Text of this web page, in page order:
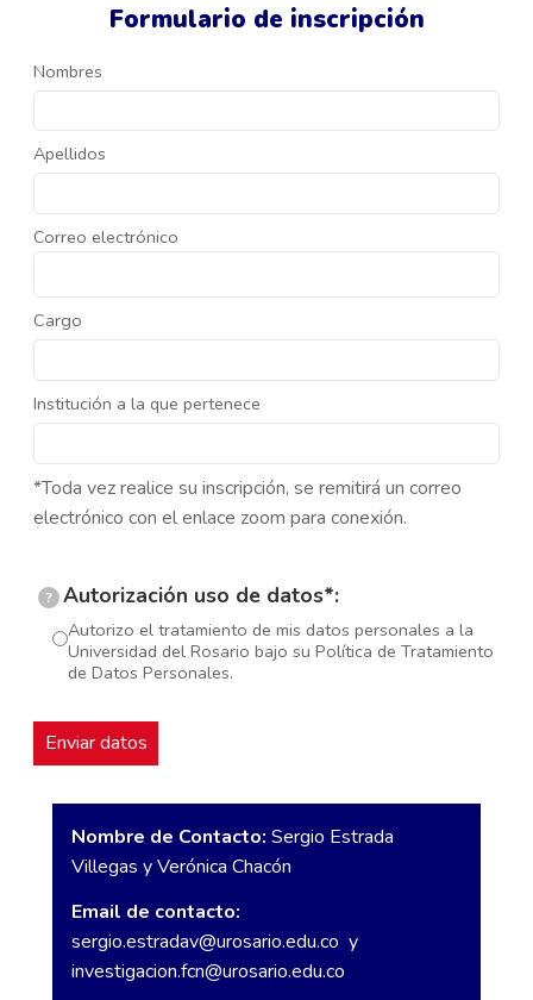
Formulario de inscripción
Nombres
Apellidos
Correo electrónico
Cargo
Institución a la que pertenece
*Toda vez realice su inscripción, se remitirá un correo
electrónico con el enlace zoom para conexión.
? Autorización uso de datos*:
Autorizo el tratamiento de mis datos personales a la
Universidad del Rosario bajo su Política de Tratamiento
de Datos Personales.
Nombre de Contacto: Sergio Estrada
Villegas y Verónica Chacón
Email de contacto:
sergio.estradav@urosario.edu.co y
investigacion.fcn@urosario.edu.co